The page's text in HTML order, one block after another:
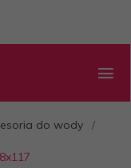
do wody